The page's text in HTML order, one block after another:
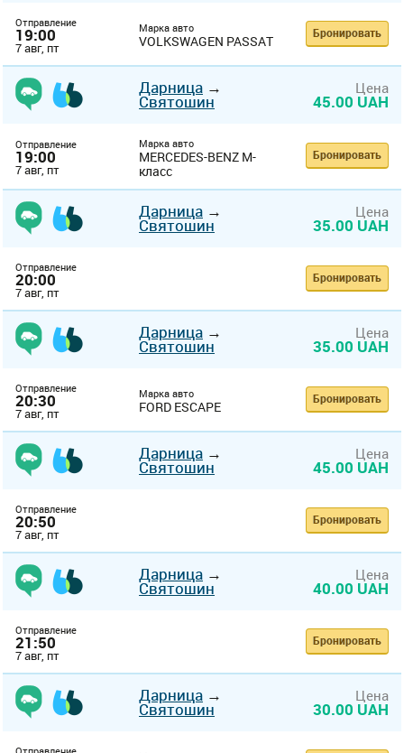
Отправление
19:00
7 авг, пт
Марка авто
VOLKSWAGEN PASSAT Бронировать
Дарница →
Святошин
Цена
45.00 UAH
Отправление
19:00
7 авг, пт
Марка авто
MERCEDES-BENZ M-
класс
Бронировать
Дарница →
Святошин
Цена
35.00 UAH
Отправление
20:00
7 авг, пт
Бронировать
Дарница →
Святошин
Цена
35.00 UAH
Отправление
20:30
7 авг, пт
Марка авто
FORD ESCAPE Бронировать
Дарница →
Святошин
Цена
45.00 UAH
Отправление
20:50
7 авг, пт
Бронировать
Дарница →
Святошин
Цена
40.00 UAH
Отправление
21:50
7 авг, пт
Бронировать
Дарница →
Святошин
Цена
30.00 UAH